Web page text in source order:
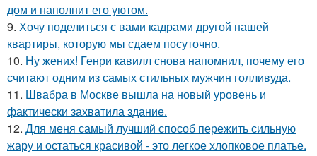
дом и наполнит его уютом.
9. Хочу поделиться с вами кадрами другой нашей
квартиры, которую мы сдаем посуточно.
10. Ну жених! Генри кавилл снова напомнил, почему его
считают одним из самых стильных мужчин голливуда.
11. Швабра в Москве вышла на новый уровень и
фактически захватила здание.
12. Для меня самый лучший способ пережить сильную
жару и остаться красивой - это легкое хлопковое платье.